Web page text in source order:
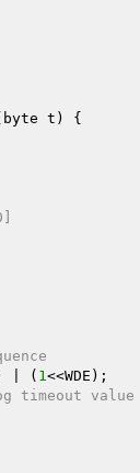
t)
{
| ( 1<<WDE);
timeout value